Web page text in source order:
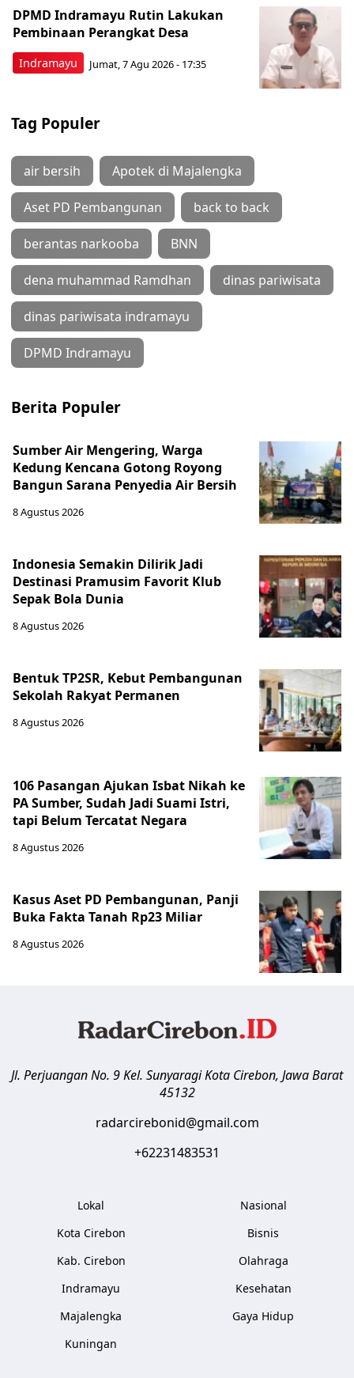
Indramayu
DPMD Indramayu Rutin Lakukan
Pembinaan Perangkat Desa
Jumat, 7 Agu 2026 - 17:35
Tag Populer
air bersih Apotek di Majalengka
Aset PD Pembangunan back to back
berantas narkooba BNN
dena muhammad Ramdhan dinas pariwisata
dinas pariwisata indramayu
DPMD Indramayu
Berita Populer
Sumber Air Mengering, Warga
Kedung Kencana Gotong Royong
Bangun Sarana Penyedia Air Bersih
8 Agustus 2026
Indonesia Semakin Dilirik Jadi
Destinasi Pramusim Favorit Klub
Sepak Bola Dunia
8 Agustus 2026
Bentuk TP2SR, Kebut Pembangunan
Sekolah Rakyat Permanen
8 Agustus 2026
106 Pasangan Ajukan Isbat Nikah ke
PA Sumber, Sudah Jadi Suami Istri,
tapi Belum Tercatat Negara
8 Agustus 2026
Kasus Aset PD Pembangunan, Panji
Buka Fakta Tanah Rp23 Miliar
8 Agustus 2026
Jl. Perjuangan No. 9 Kel. SunyaragiKota Cirebon, Jawa Barat
45132
radarcirebonid@gmail.com
+62231483531
Lokal
Kota Cirebon
Kab. Cirebon
Indramayu
Majalengka
Kuningan
Nasional
Bisnis
Olahraga
Kesehatan
Gaya Hidup